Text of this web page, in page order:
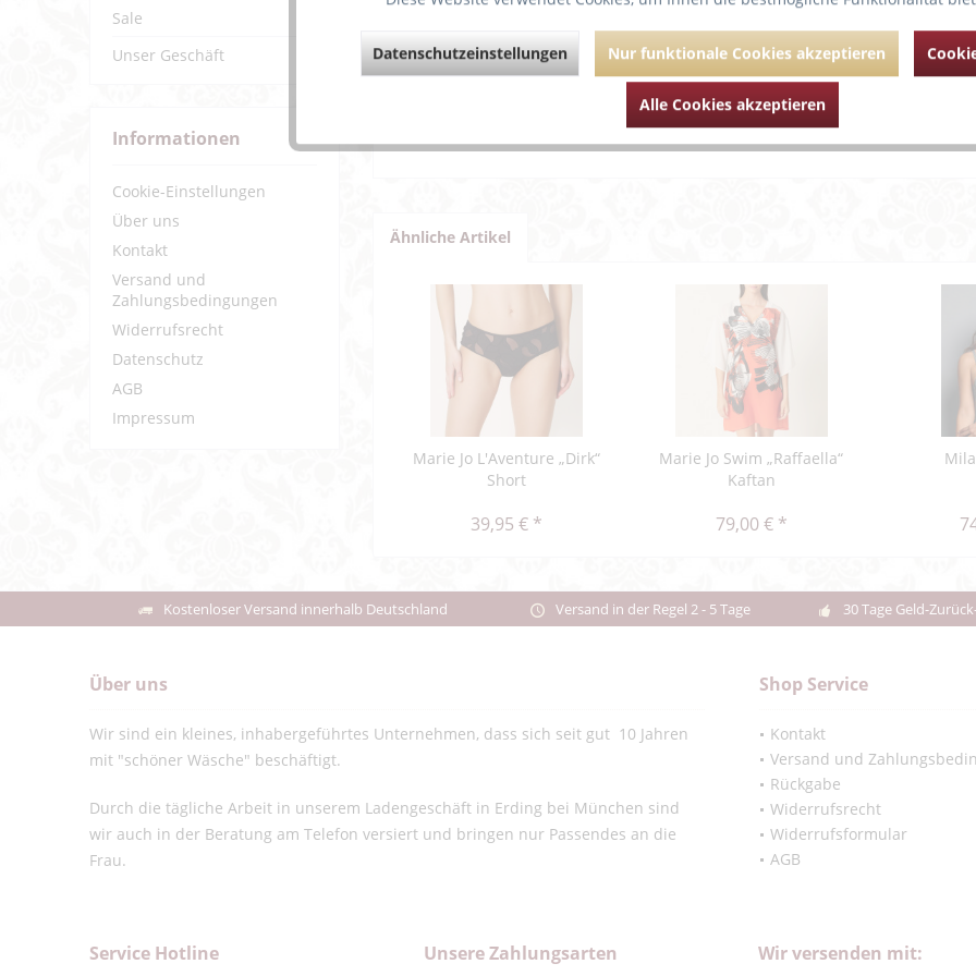
Sale
Unser Geschäft
Informationen
Cookie-Einstellungen
Über uns
Kontakt
Versand und
Zahlungsbedingungen
Widerrufsrecht
Datenschutz
AGB
Impressum
Trendige Bikinihose KIM BOTTOM aus unserem Mix & Match-Programm.
Lässt sich dank seitlicher Raffungen variabel auch als Röckchen tragen
Weiterführende Links zu "Rosa Faia “MIX & MATCH”
Ähnliche Artikel
Marie Jo L'Aventure „Dirk“
Short
39,95 € *
Marie Jo Swim „Raffaella“
Kaftan
79,00 € *
Kostenloser Versand innerhalb Deutschland Versand in der Regel 2 - 5 Tage 30 Tage Geld-
Über uns
Wir sind ein kleines, inhabergeführtes Unternehmen, dass sich seit gut 10 Jahren
mit "schöner Wäsche" beschäftigt.
Durch die tägliche Arbeit in unserem Ladengeschäft in Erding bei München sind
wir auch in der Beratung am Telefon versiert und bringen nur Passendes an die
Frau.
Shop Service
Kontakt
Versand und
Rückgabe
Widerrufsrecht
Widerrufsformular
AGB
Service Hotline Unsere Zahlungsarten Wir versenden mit:
Datenschutzeinstellungen Nur funktionale Cookies akzeptieren
Alle Cookies akzeptieren